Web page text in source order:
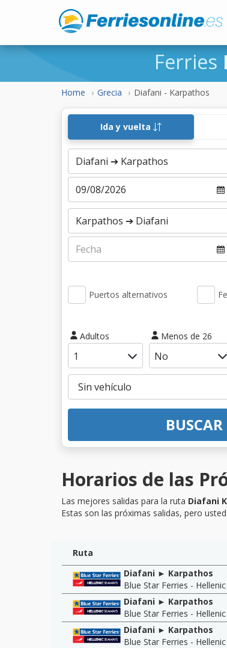
Ferries
Home Grecia Diafani - Karpathos
Ida y vuelta
Puertos alternativos
Adultos Menos de 26
BUSCAR
Horarios de las
Las mejores salidas para la ruta Diafani
Estas son las próximas salidas, pero
Ruta
Diafani ► Karpathos
Blue Star Ferries -
Diafani ► Karpathos
Blue Star Ferries -
Diafani ► Karpathos
Blue Star Ferries -